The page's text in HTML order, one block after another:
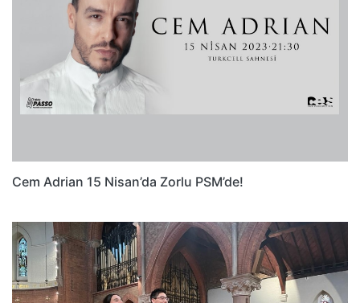
Cem Adrian 15 Nisan’da Zorlu PSM’de!